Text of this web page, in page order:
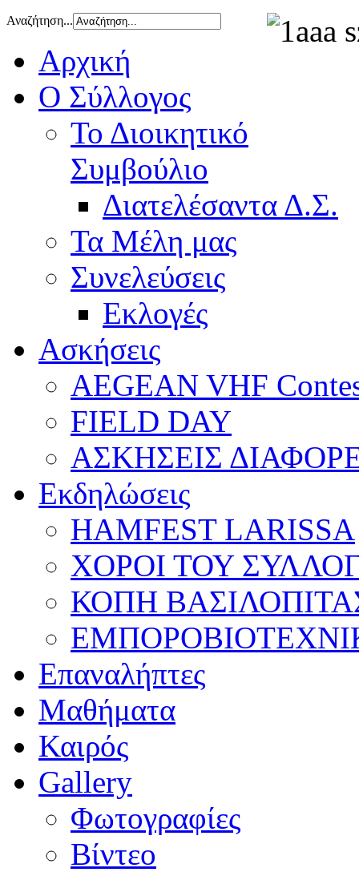
Αναζήτηση...
Αρχική
Ο Σύλλογος
Το Διοικητικό
Συμβούλιο
Διατελέσαντα Δ.Σ.
Τα Μέλη μας
Συνελεύσεις
Εκλογές
Ασκήσεις
AEGEAN VHF
FIELD DAY
ΑΣΚΗΣΕΙΣ
Εκδηλώσεις
HAMFEST LARISSA
ΧΟΡΟΙ ΤΟΥ
ΚΟΠΗ
Επαναλήπτες
Μαθήματα
Καιρός
Gallery
Φωτογραφίες
Βίντεο